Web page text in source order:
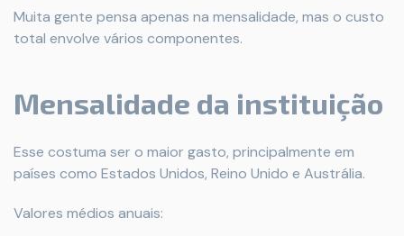
Muita gente pensa apenas na mensalidade, mas o custo
total envolve vários componentes.
Mensalidade da instituição
Esse costuma ser o maior gasto, principalmente em
países como Estados Unidos, Reino Unido e Austrália.
Valores médios anuais: